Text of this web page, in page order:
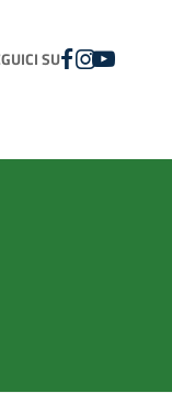
SUFACEBOOK
INSTAGRAM
YOUTUBE